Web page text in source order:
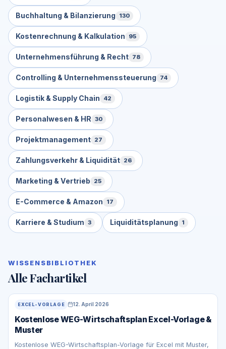
Buchhaltung & Bilanzierung 130
Kostenrechnung & Kalkulation 95
Unternehmensführung & Recht 78
Controlling & Unternehmenssteuerung 74
Logistik & Supply Chain 42
Personalwesen & HR 30
Projektmanagement 27
Zahlungsverkehr & Liquidität 26
Marketing & Vertrieb 25
E-Commerce & Amazon 17
Karriere & Studium 3 Liquiditätsplanung 1
WISSENSBIBLIOTHEK
Alle Fachartikel
EXCEL-VORLAGE 12. April 2026
Kostenlose WEG-Wirtschaftsplan Excel-Vorlage &
Muster
Kostenlose WEG-Wirtschaftsplan-Vorlage für Excel mit Muster,